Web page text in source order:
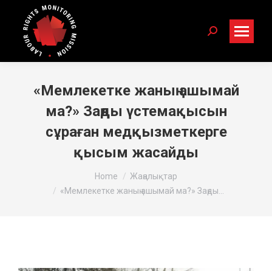
Search:
«Мемлекетке жаның ашымай
ма?» Заңды үстемақысын
сұраған медқызметкерге
қысым жасайды
Home
Жаңалықтар
«Мемлекетке жаның ашымай ма?» Заңды…